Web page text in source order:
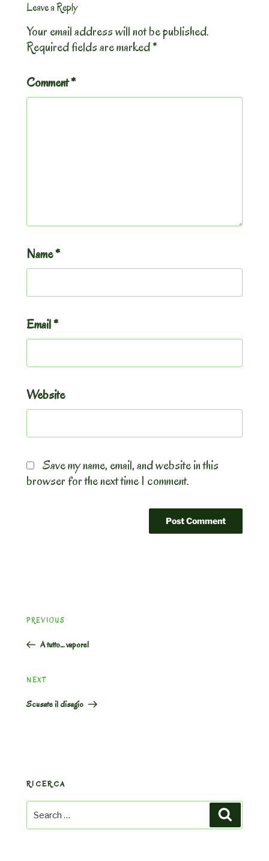
Leave a Reply
Your email address will not be published.
Required fields are marked*
Comment*
Name*
Email*
Website
Save my name, email, and website in this
browser for the next time I comment.
navigation
Previous
PREVIOUS
A tutto… vapore!
Next
NEXT
Scusate il disagio
RICERCA
Search
for: